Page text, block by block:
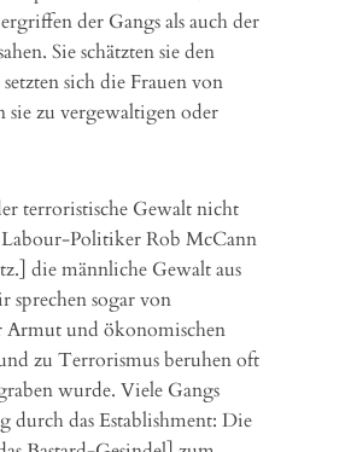
der Gangs als auch der
Sie schätzten sie den
sich die Frauen von
sie zu vergewaltigen oder
terroristische Gewalt nicht
Politiker Rob McCann
die männliche Gewalt aus
sogar von
Armut und ökonomischen
zu Terrorismus beruhen oft
wurde. Viele Gangs
durch das Establishment: Die